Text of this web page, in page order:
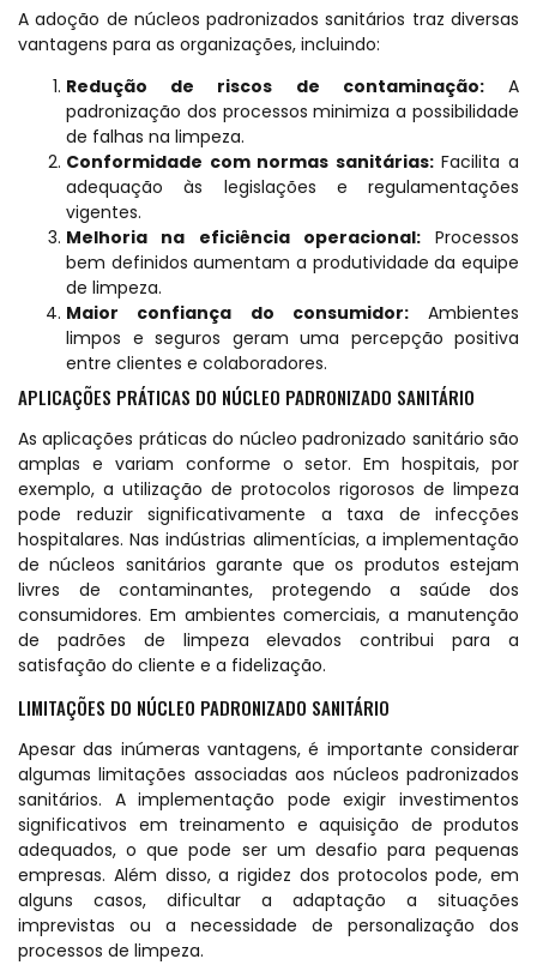
A adoção de núcleos padronizados sanitários traz diversas
vantagens para as organizações, incluindo:
Redução de riscos de contaminação:A
padronização dos processos minimiza a possibilidade
de falhas na limpeza.
Conformidade com normas sanitárias:Facilita a
adequação às legislações e regulamentações
vigentes.
Melhoria na eficiência operacional:Processos
bem definidos aumentam a produtividade da equipe
de limpeza.
Maior confiança do consumidor:Ambientes
limpos e seguros geram uma percepção positiva
entre clientes e colaboradores.
APLICAÇÕES PRÁTICAS DO NÚCLEO PADRONIZADO SANITÁRIO
As aplicações práticas do núcleo padronizado sanitário são
amplas e variam conforme o setor. Em hospitais, por
exemplo, a utilização de protocolos rigorosos de limpeza
pode reduzir significativamente a taxa de infecções
hospitalares. Nas indústrias alimentícias, a implementação
de núcleos sanitários garante que os produtos estejam
livres de contaminantes, protegendo a saúde dos
consumidores. Em ambientes comerciais, a manutenção
de padrões de limpeza elevados contribui para a
satisfação do cliente e a fidelização.
LIMITAÇÕES DO NÚCLEO PADRONIZADO SANITÁRIO
Apesar das inúmeras vantagens, é importante considerar
algumas limitações associadas aos núcleos padronizados
sanitários. A implementação pode exigir investimentos
significativos em treinamento e aquisição de produtos
adequados, o que pode ser um desafio para pequenas
empresas. Além disso, a rigidez dos protocolos pode, em
alguns casos, dificultar a adaptação a situações
imprevistas ou a necessidade de personalização dos
processos de limpeza.